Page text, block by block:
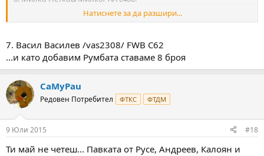
но така са решили така са направили.Кофти е но какво да се
прави.Живи и здрави пък както обичаме да казваме тук "КОТ
ТАКОВА"
Натиснете за да разшири...
7. Васил Василев /vas2308/ FWB C62
...и като добавим Румбата ставаме 8 броя
CaMyPau
Редовен Потребител ФТКС ФТДМ
9 Юли 2015 #18
Ти май не четеш... Павката от Русе, Андреев, Калоян и